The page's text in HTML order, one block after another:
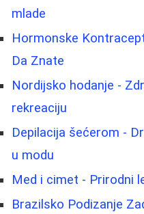
mlade
Hormonske
Da Znate
Nordijsko hodanje -
rekreaciju
Depilacija šećerom -
u modu
Med i cimet - Prirodni
Brazilsko Podizanje